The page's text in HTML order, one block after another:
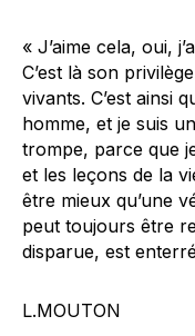
« J’aime cela, oui,
C’est là son
vivants. C’est ainsi
homme, et je suis
trompe, parce que
et les leçons de la
être mieux qu’une
peut toujours être
disparue, est
L.MOUTON